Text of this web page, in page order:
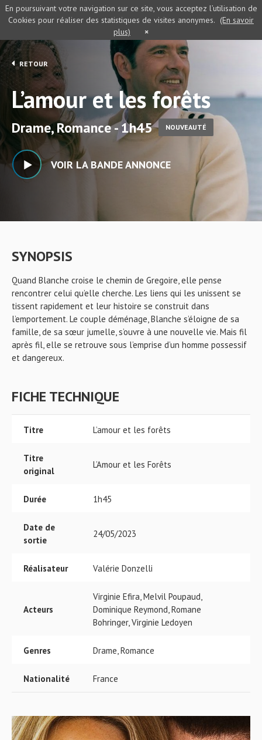
RETOUR
L’amour et les forêts
Drame, Romance - 1h45 NOUVEAUTÉ
VOIR LA BANDE ANNONCE
SYNOPSIS
Quand Blanche croise le chemin de Gregoire, elle pense
rencontrer celui qu’elle cherche. Les liens qui les unissent se
tissent rapidement et leur histoire se construit dans
l’emportement. Le couple déménage, Blanche s’éloigne de sa
famille, de sa sœur jumelle, s’ouvre à une nouvelle vie. Mais fil
après fil, elle se retrouve sous l’emprise d’un homme possessif
et dangereux.
FICHE TECHNIQUE
Titre L’amour et les forêts
Titre
original
L’Amour et les Forêts
Durée 1h45
Date de
sortie
24/05/2023
Réalisateur Valérie Donzelli
Acteurs
Virginie Efira, Melvil Poupaud,
Dominique Reymond, Romane
Bohringer, Virginie Ledoyen
Genres Drame, Romance
Nationalité France
En poursuivant votre navigation sur ce site, vous acceptez l’utilisation de
Cookies pour réaliser des statistiques de visites anonymes. (En savoir
plus)
×